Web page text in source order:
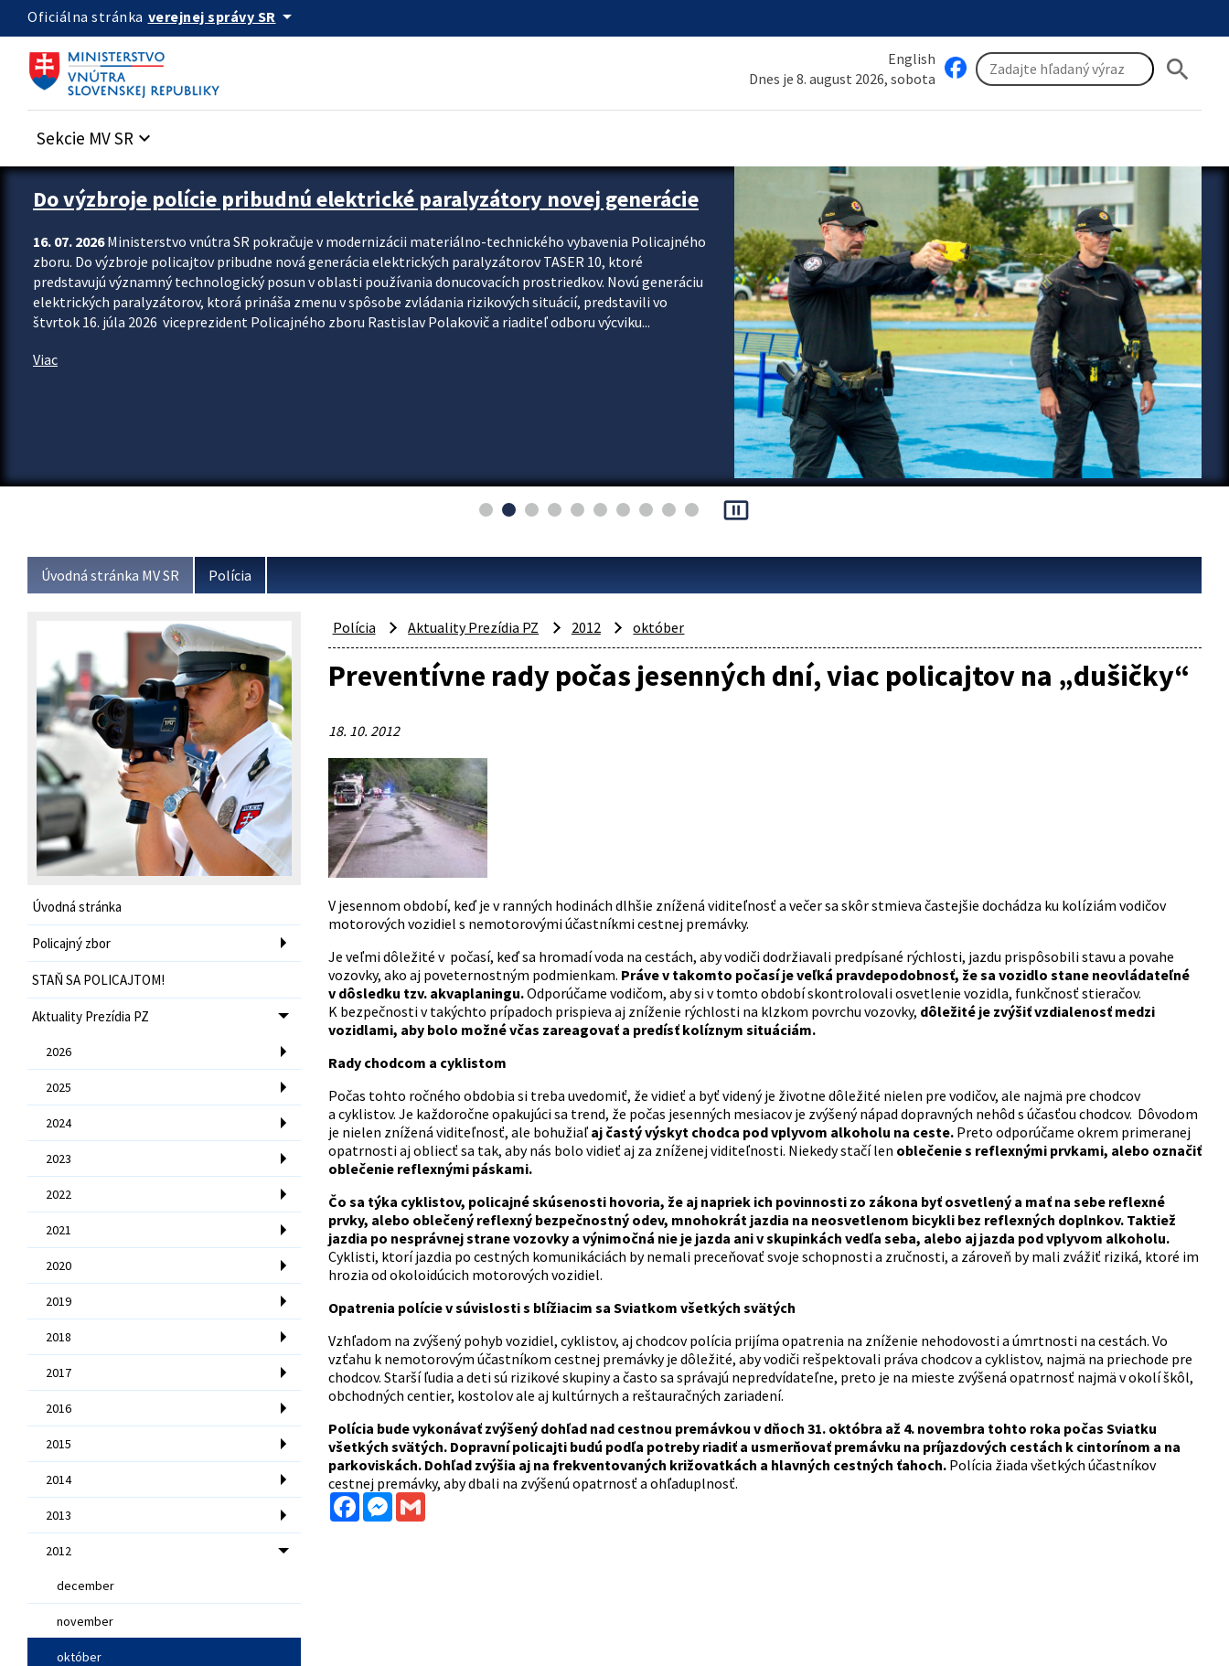
Preskocit na hlavný obsah
Oficiálna stránka verejnej správy SR arrow_drop_down
English
Dnes je 8. august 2026, sobota
search
Sekcie MV SR keyboard_arrow_down
Zastavit automatický posun upútavok
Do výzbroje polície pribudnú elektrické paralyzátory novej generácie
16. 07. 2026Ministerstvo vnútra SR pokračuje v modernizácii materiálno-technického vybavenia Policajného
zboru. Do výzbroje policajtov pribudne nová generácia elektrických paralyzátorov TASER 10, ktoré
predstavujú významný technologický posun v oblasti používania donucovacích prostriedkov. Novú generáciu
elektrických paralyzátorov, ktorá prináša zmenu v spôsobe zvládania rizikových situácií, predstavili vo
štvrtok 16. júla 2026 viceprezident Policajného zboru Rastislav Polakovič a riaditeľ odboru výcviku...
Viac
pause_presentation
Úvodná stránka MV SR Polícia
Úvodná stránka
Policajný zbor
STAŇ SA POLICAJTOM!
Aktuality Prezídia PZ
2026
2025
2024
2023
2022
2021
2020
2019
2018
2017
2016
2015
2014
2013
2012
december
november
október
Polícia Aktuality Prezídia PZ 2012 október
Preventívne rady počas jesenných dní, viac policajtov na „dušičky“
18. 10. 2012
V jesennom období, keď je v ranných hodinách dlhšie znížená viditeľnosť a večer sa skôr stmieva častejšie dochádza ku kolíziám vodičov
motorových vozidiel s nemotorovými účastníkmi cestnej premávky.
Je veľmi dôležité v počasí, keď sa hromadí voda na cestách, aby vodiči dodržiavali predpísané rýchlosti, jazdu prispôsobili stavu a povahe
vozovky, ako aj poveternostným podmienkam. Práve v takomto počasí je veľká pravdepodobnosť, že sa vozidlo stane neovládateľné
v dôsledku tzv. akvaplaningu.Odporúčame vodičom, aby si v tomto období skontrolovali osvetlenie vozidla, funkčnosť stieračov.
K bezpečnosti v takýchto prípadoch prispieva aj zníženie rýchlosti na klzkom povrchu vozovky, dôležité je zvýšiť vzdialenosť medzi
vozidlami, aby bolo možné včas zareagovať a predísť kolíznym situáciám.
Rady chodcom a cyklistom
Počas tohto ročného obdobia si treba uvedomiť, že vidieť a byť videný je životne dôležité nielen pre vodičov, ale najmä pre chodcov
a cyklistov. Je každoročne opakujúci sa trend, že počas jesenných mesiacov je zvýšený nápad dopravných nehôd s účasťou chodcov. Dôvodom
je nielen znížená viditeľnosť, ale bohužiaľ aj častý výskyt chodca pod vplyvom alkoholu na ceste.Preto odporúčame okrem primeranej
opatrnosti aj obliecť sa tak, aby nás bolo vidieť aj za zníženej viditeľnosti. Niekedy stačí len oblečenie s reflexnými prvkami, alebo označiť
oblečenie reflexnými páskami.
Čo sa týka cyklistov, policajné skúsenosti hovoria, že aj napriek ich povinnosti zo zákona byť osvetlený a mať na sebe reflexné
prvky, alebo oblečený reflexný bezpečnostný odev, mnohokrát jazdia na neosvetlenom bicykli bez reflexných doplnkov. Taktiež
jazdia po nesprávnej strane vozovky a výnimočná nie je jazda ani v skupinkách vedľa seba, alebo aj jazda pod vplyvom alkoholu.
Cyklisti, ktorí jazdia po cestných komunikáciách by nemali preceňovať svoje schopnosti a zručnosti, a zároveň by mali zvážiť riziká, ktoré im
hrozia od okoloidúcich motorových vozidiel.
Opatrenia polície v súvislosti s blížiacim sa Sviatkom všetkých svätých
Vzhľadom na zvýšený pohyb vozidiel, cyklistov, aj chodcov polícia prijíma opatrenia na zníženie nehodovosti a úmrtnosti na cestách. Vo
vzťahu k nemotorovým účastníkom cestnej premávky je dôležité, aby vodiči rešpektovali práva chodcov a cyklistov, najmä na priechode pre
chodcov. Starší ľudia a deti sú rizikové skupiny a často sa správajú nepredvídateľne, preto je na mieste zvýšená opatrnosť najmä v okolí škôl,
obchodných centier, kostolov ale aj kultúrnych a reštauračných zariadení.
Polícia bude vykonávať zvýšený dohľad nad cestnou premávkou v dňoch 31. októbra až 4. novembra tohto roka počas Sviatku
všetkých svätých. Dopravní policajti budú podľa potreby riadiť a usmerňovať premávku na príjazdových cestách k cintorínom a na
parkoviskách. Dohľad zvýšia aj na frekventovaných križovatkách a hlavných cestných ťahoch. Polícia žiada všetkých účastníkov
cestnej premávky, aby dbali na zvýšenú opatrnosť a ohľaduplnosť.
FacebookMessenger
Gmail